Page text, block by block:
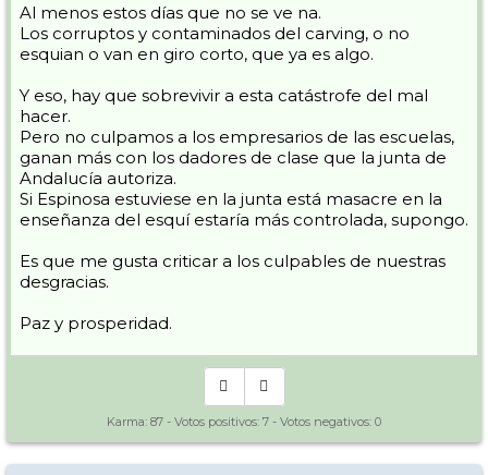
Al menos estos días que no se ve na.
Los corruptos y contaminados del carving, o no
esquian o van en giro corto, que ya es algo.
Y eso, hay que sobrevivir a esta catástrofe del mal
hacer.
Pero no culpamos a los empresarios de las escuelas,
ganan más con los dadores de clase que la junta de
Andalucía autoriza.
Si Espinosa estuviese en la junta está masacre en la
enseñanza del esquí estaría más controlada, supongo.
Es que me gusta criticar a los culpables de nuestras
desgracias.
Paz y prosperidad.
Karma: 87 - Votos positivos: 7 - Votos negativos: 0